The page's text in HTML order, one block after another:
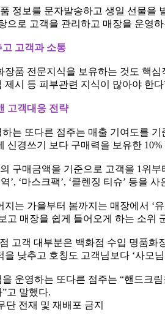
정보를 문자발송하고 생일 선물을
으로 고객을 관리하고 매장을 운영
고객과 소통
장품 전문지식을 보유하는 것도 핵
제시 등 피부관련 지식이 많아야 한
고객대응 전략
는 또다른 점주는 매출 기여도를
신경쓰기 보다 구매력을 보유한
구매금액을 기준으로 고객을 1위
’, ‘마스크팩’, ‘클렌징 티슈’ 등을
는 가을부터 봄까지는 매장에서 ‘
고 매장을 쉽게 들어오게 하는 소위
고객 대부분은 백화점 수입 명품
을 낮추고 호칭도 고객님보다 ‘사모
운영하는 또다른 점주는 “핸드크
고 말했다.
단 전재 및 재배포 금지